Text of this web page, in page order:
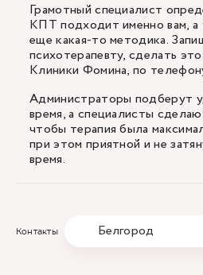
Грамотный специалист
КПТ подходит именно вам, а
еще какая-то методика.
психотерапевту, сделать
Клиники Фомина, по
Администраторы подберут
время, а специалисты
чтобы терапия была
при этом приятной и не
время.
Контакты Белгород